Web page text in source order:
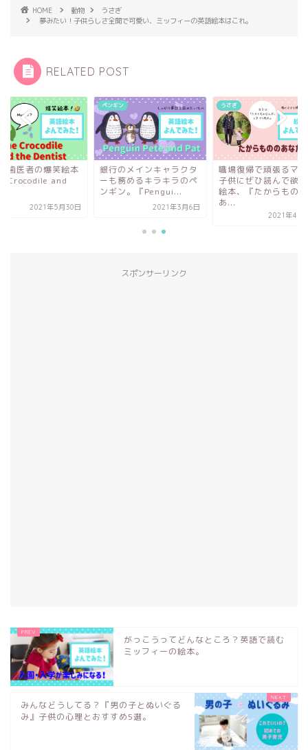
HOME 動物
うさぎ
夢みたい！子供らしさ全開で可愛い、ミッフィーの英語絵本はこれ。
RELATED POST
メインキャラクタ
めるキラキラのペ
2021年3月6日
うさぎ
職場復帰で頑張るママと
子供にぜひ読んで欲しい
絵本、『たからものの
5歳
ワニと歯医者の爆笑
『The Crocodile
the...
スポンサーリンク
がっこうってどんなところ？英語で読む
ミッフィーの絵本。
みんなどうしてる？『男の子とぬいぐる
み』子供の心理とおすすめ5選。